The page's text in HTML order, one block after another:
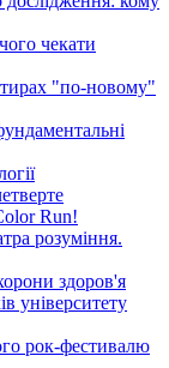
чекати
"по-новому"
Run!
розуміння.
здоров'я
університету
рок-фестивалю